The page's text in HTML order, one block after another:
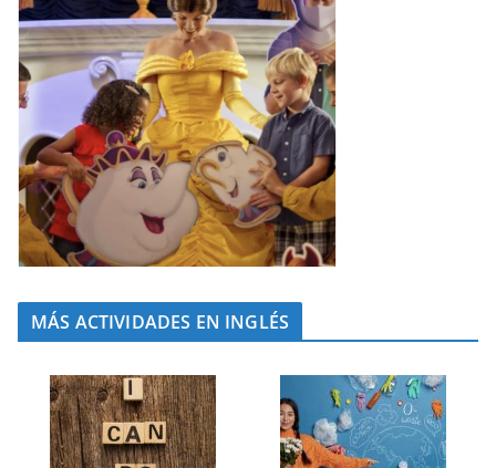
MÁS ACTIVIDADES EN INGLÉS